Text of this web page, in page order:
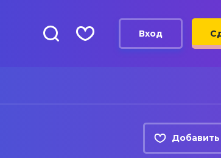
Вход